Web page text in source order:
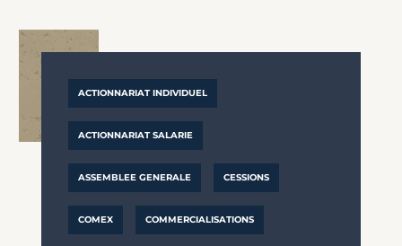
ACTIONNARIAT INDIVIDUEL
ACTIONNARIAT SALARIE
ASSEMBLEE GENERALE CESSIONS
COMEX COMMERCIALISATIONS